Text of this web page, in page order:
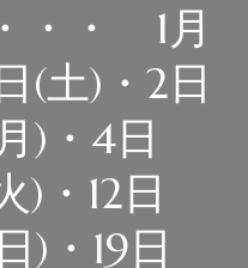
・・ 1月
(土)・2日
)・4日
)・12日
)・19日